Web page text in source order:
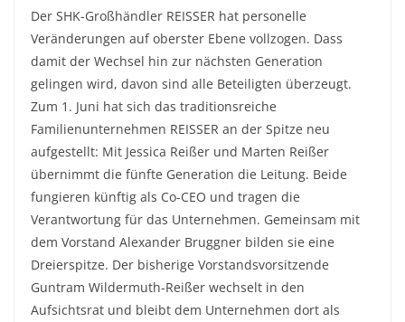
Der SHK-Großhändler REISSER hat personelle
Veränderungen auf oberster Ebene vollzogen. Dass
damit der Wechsel hin zur nächsten Generation
gelingen wird, davon sind alle Beteiligten überzeugt.
Zum 1. Juni hat sich das traditionsreiche
Familienunternehmen REISSER an der Spitze neu
aufgestellt: Mit Jessica Reißer und Marten Reißer
übernimmt die fünfte Generation die Leitung. Beide
fungieren künftig als Co-CEO und tragen die
Verantwortung für das Unternehmen. Gemeinsam mit
dem Vorstand Alexander Bruggner bilden sie eine
Dreierspitze. Der bisherige Vorstandsvorsitzende
Guntram Wildermuth-Reißer wechselt in den
Aufsichtsrat und bleibt dem Unternehmen dort als